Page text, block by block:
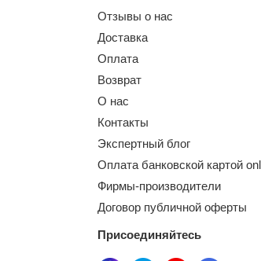
Отзывы о нас
Доставка
Оплата
Возврат
О нас
Контакты
Экспертный блог
Оплата банковской картой
Фирмы-производители
Договор публичной оферты
Присоединяйтесь